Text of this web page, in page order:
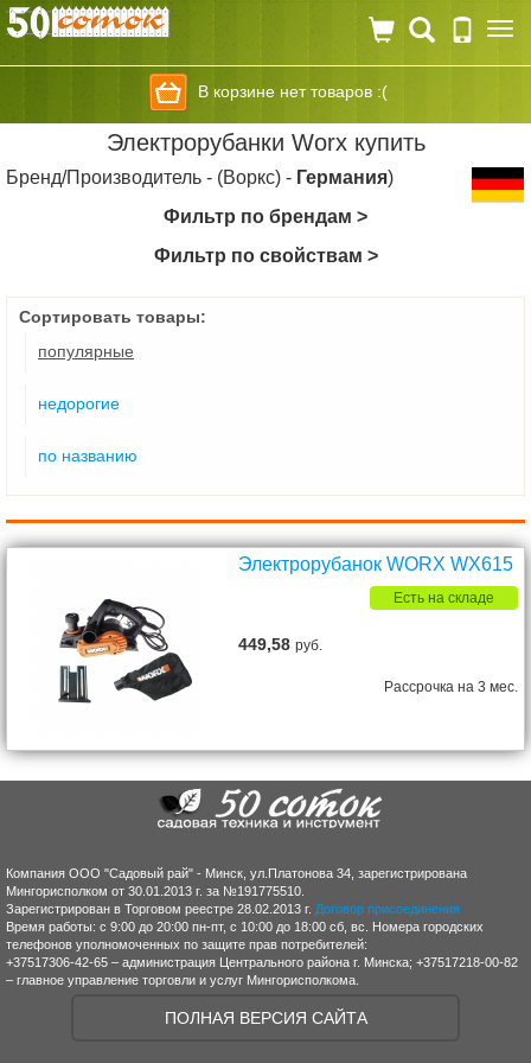
В корзине нет товаров :(
Электрорубанки Worx купить
Бренд/Производитель - (Воркс) - Германия)
Фильтр по брендам >
Фильтр по свойствам >
Сортировать товары:
популярные
недорогие
по названию
Электрорубанок WORX WX615
Есть на складе
449,58руб.
Рассрочка на 3 мес.
Компания ООО "Садовый рай" - Минск, ул.Платонова 34, зарегистрирована
Мингорисполком от 30.01.2013 г. за №191775510.
Зарегистрирован в Торговом реестре 28.02.2013 г. Договор присоединения
Время работы: с 9:00 до 20:00 пн-пт, с 10:00 до 18:00 сб, вс. Номера городских
телефонов уполномоченных по защите прав потребителей:
+37517306-42-65 – администрация Центрального района г. Минска; +37517218-00-82
– главное управление торговли и услуг Мингорисполкома.
ПОЛНАЯ ВЕРСИЯ САЙТА